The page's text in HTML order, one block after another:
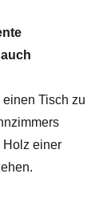
Tisch zu
Holz einer